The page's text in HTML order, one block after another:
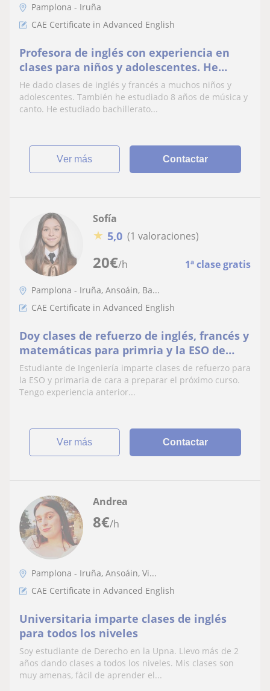
Pamplona - Iruña
CAE Certificate in Advanced English
Profesora de inglés con experiencia en
clases para niños y adolescentes. He
vivido un año en Inglaterra y obtenido el
nivel C1, por lo que cuento con muchas
expresiones nativas
He dado clases de inglés y francés a muchos niños y
adolescentes. También he estudiado 8 años de música y
canto. He estudiado bachillerato...
ver más Contactar
20€/h 1ª clase gratis
Sofía
★ 5,0 (1 valoraciones)
Pamplona - Iruña, Ansoáin, Ba...
CAE Certificate in Advanced English
Doy clases de refuerzo de inglés, francés y
matemáticas para primria y la ESO de
cara a preparar el próximo curso.
Experiencia previa
Estudiante de Ingeniería imparte clases de refuerzo para
la ESO y primaria de cara a preparar el próximo curso.
Tengo experiencia anterior...
ver más Contactar
8€/h
Andrea
Pamplona - Iruña, Ansoáin, Vi...
CAE Certificate in Advanced English
Universitaria imparte clases de inglés
para todos los niveles
Soy estudiante de Derecho en la Upna. Llevo más de 2
años dando clases a todos los niveles. Mis clases son
muy amenas, fácil de aprender el...